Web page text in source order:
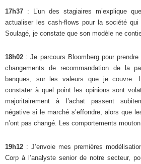
17h37 : L’un des stagiaires m’explique
actualiser les cash-flows pour la société qui
Soulagé, je constate que son modèle ne
18h02 : Je parcours Bloomberg pour
changements de recommandation de la
banques, sur les valeurs que je couvre.
constater à quel point les opinions sont
majoritairement à l’achat passent
négative si le marché s’effondre, alors que
n’ont pas changé. Les comportements
19h12 : J’envoie mes premières
Corp à l’analyste senior de notre secteur,